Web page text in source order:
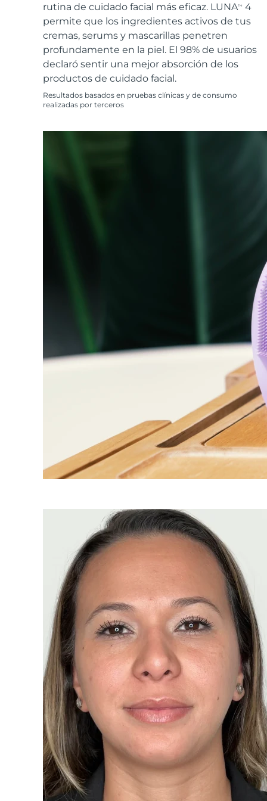
rutina de cuidado facial más eficaz. LUNATM
4
permite que los ingredientes activos de tus
cremas, serums y mascarillas penetren
profundamente en la piel. El 98% de usuarios
declaró sentir una mejor absorción de los
productos de cuidado facial.
Resultados basados en pruebas clínicas y de consumo
realizadas por terceros
All acne treatment devices
All revitalizing eye massagers
Cuidado de la piel KIWI™
Advanced pore care essentials
Serum
For healthy hair
issa™ Teeth Whitening Gel
18% PAP
Cosméticos Hombres
Comprar todo